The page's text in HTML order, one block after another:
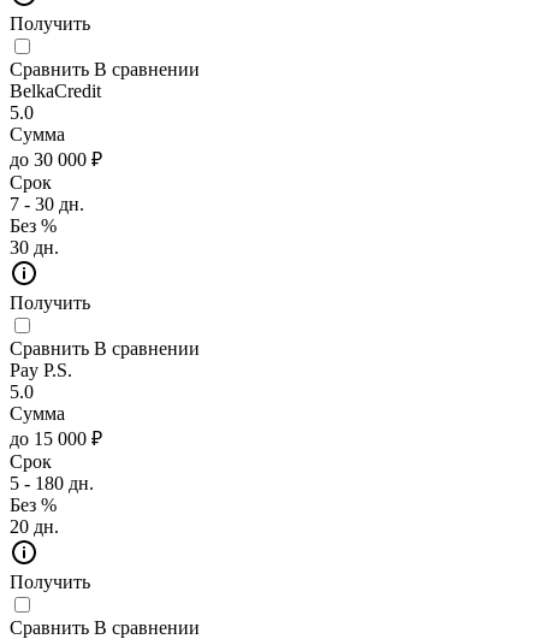
Получить
Сравнить В сравнении
BelkaCredit
5.0
Сумма
до 30 000 ₽
Срок
7 - 30 дн.
Без %
30 дн.
Получить
Сравнить В сравнении
Pay P.S.
5.0
Сумма
до 15 000 ₽
Срок
5 - 180 дн.
Без %
20 дн.
Получить
Сравнить В сравнении